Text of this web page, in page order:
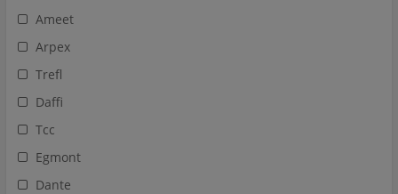
Ameet
Arpex
Trefl
Daffi
Tcc
Egmont
Dante